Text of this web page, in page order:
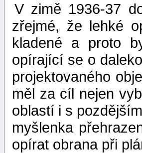
V zimě 1936-37
zřejmé, že lehké
kladené a proto
opírající se o
projektovaného
měl za cíl nejen
oblastí i s
myšlenka
opírat obrana při